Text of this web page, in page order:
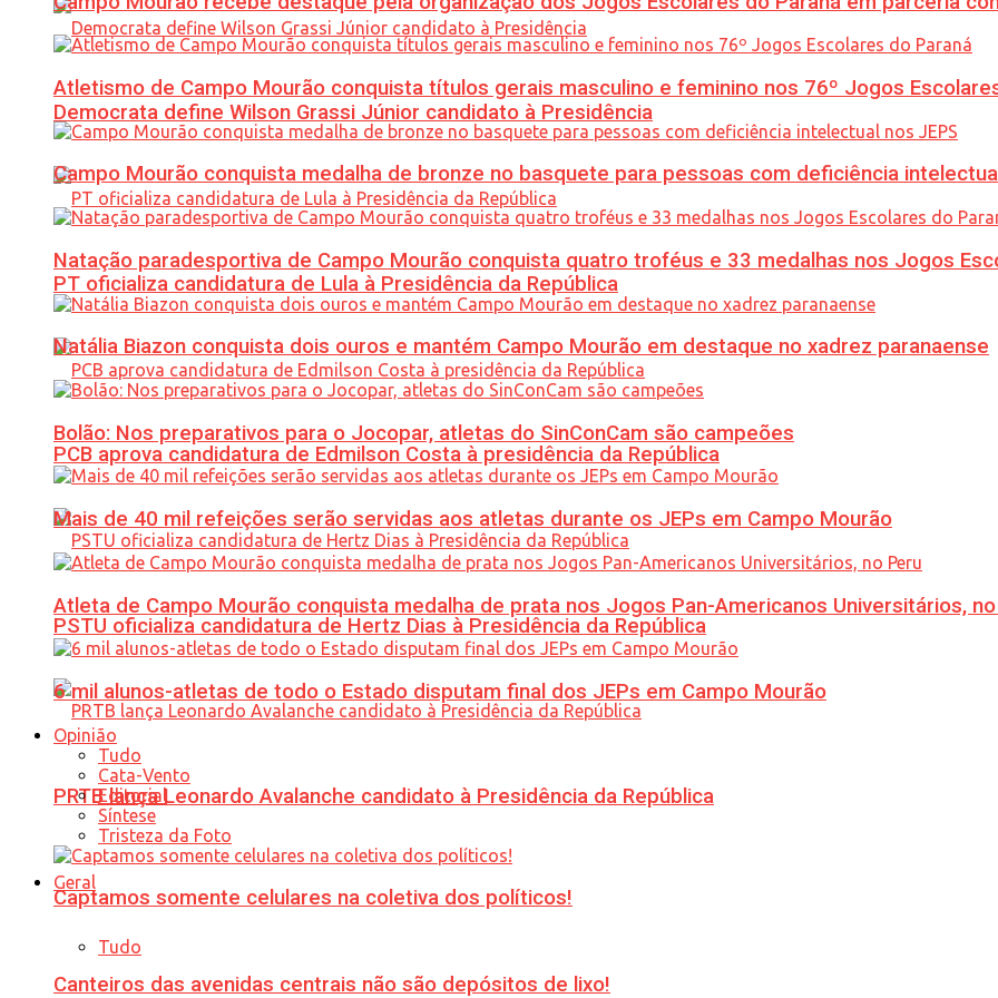
Democrata define Wilson Grassi Júnior candidato à Presidência
PT oficializa candidatura de Lula à Presidência da República
PCB aprova candidatura de Edmilson Costa à presidência da República
PSTU oficializa candidatura de Hertz Dias à Presidência da República
PRTB lança Leonardo Avalanche candidato à Presidência da República
Geral
Tudo
Atletismo de Campo Mourão conquista títulos gerais masculino e feminino nos 76º Jogos
Campo Mourão conquista medalha de bronze no basquete para pessoas com deficiência
Natação paradesportiva de Campo Mourão conquista quatro troféus e 33 medalhas nos Jogos
Natália Biazon conquista dois ouros e mantém Campo Mourão em destaque no xadrez paranaense
Bolão: Nos preparativos para o Jocopar, atletas do SinConCam são campeões
Mais de 40 mil refeições serão servidas aos atletas durante os JEPs em Campo Mourão
Atleta de Campo Mourão conquista medalha de prata nos Jogos Pan-Americanos Universitários,
6 mil alunos-atletas de todo o Estado disputam final dos JEPs em Campo Mourão
Opinião
Tudo
Cata-Vento
Editorial
Síntese
Tristeza da Foto
Captamos somente celulares na coletiva dos políticos!
Canteiros das avenidas centrais não são depósitos de lixo!